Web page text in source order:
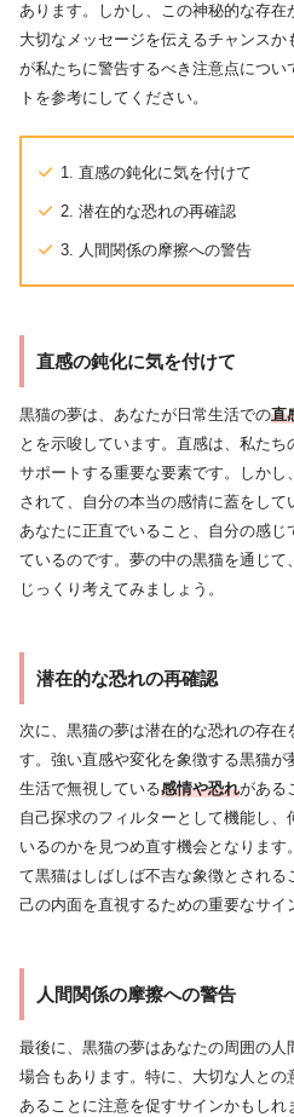
あります。しかし、この神秘的な存
大切なメッセージを伝えるチャンス
が私たちに警告するべき注意点につ
トを参考にしてください。
1. 直感の鈍化に気を付けて
2. 潜在的な恐れの再確認
3. 人間関係の摩擦への警告
直感の鈍化に気を付けて
黒猫の夢は、あなたが日常生活での直
とを示唆しています。直感は、私た
サポートする重要な要素です。しか
されて、自分の本当の感情に蓋をして
あなたに正直でいること、自分の感
ているのです。夢の中の黒猫を通じ
じっくり考えてみましょう。
潜在的な恐れの再確認
次に、黒猫の夢は潜在的な恐れの存在
す。強い直感や変化を象徴する黒猫
生活で無視している感情や恐れがある
自己探求のフィルターとして機能し
いるのかを見つめ直す機会となりま
て黒猫はしばしば不吉な象徴とされる
己の内面を直視するための重要なサイ
人間関係の摩擦への警告
最後に、黒猫の夢はあなたの周囲の
場合もあります。特に、大切な人と
あることに注意を促すサインかもし